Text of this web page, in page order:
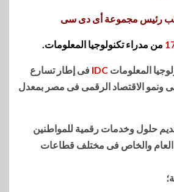
رئيس مجموعة أى دى سى
من مدراء تكنولوجيا المعلومات.
المعلومات IDC فى إطار تسارع
ونمو الاقتصاد الرقمى فى مصر بمعدل
حلول وخدمات رقمية للمواطنين
العام والخاص فى مختلف قطاعات